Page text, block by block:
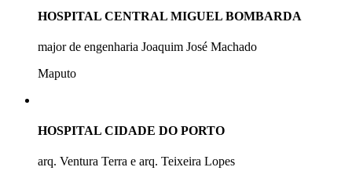
HOSPITAL CENTRAL MIGUEL BOMBARDA
major de engenharia Joaquim José Machado
Maputo
HOSPITAL CIDADE DO PORTO
arq. Ventura Terra e arq. Teixeira Lopes